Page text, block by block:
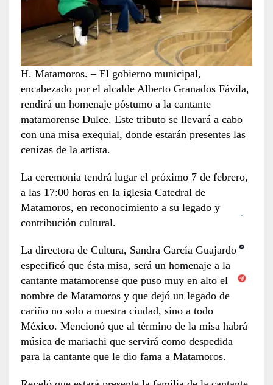
H. Matamoros. – El gobierno municipal,
encabezado por el alcalde Alberto Granados Fávila,
rendirá un homenaje póstumo a la cantante
matamorense Dulce. Este tributo se llevará a cabo
con una misa exequial, donde estarán presentes las
cenizas de la artista.
La ceremonia tendrá lugar el próximo 7 de febrero,
a las 17:00 horas en la iglesia Catedral de
Matamoros, en reconocimiento a su legado y
contribución cultural.
La directora de Cultura, Sandra García Guajardo
especificó que ésta misa, será un homenaje a la
cantante matamorense que puso muy en alto el
nombre de Matamoros y que dejó un legado de
cariño no solo a nuestra ciudad, sino a todo
México. Mencionó que al término de la misa habrá
música de mariachi que servirá como despedida
para la cantante que le dio fama a Matamoros.